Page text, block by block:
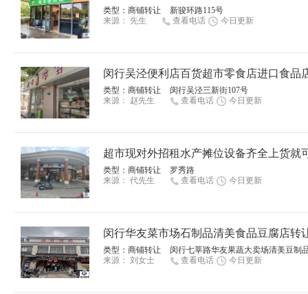
类型： 商铺转让
新骏环路115号
来源：
先生 查看电话 今日更新
闵行吴泾便利店百货超市零食店进口食品
类型： 商铺转让
闵行吴泾三新街107号
来源：
赵先生 查看电话 今日更新
超市现对外招租水产摊位设备齐全上货就
类型： 商铺转让
罗秀路
来源： 代先生 查看电话 今日更新
闵行华友菜市场石制品清美食品豆腐店转
类型： 商铺转让
闵行七莘路华友果蔬大卖场清美豆制
来源： 刘女士 查看电话 今日更新